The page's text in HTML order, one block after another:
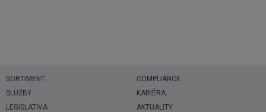
SORTIMENT
SLUŽBY
LEGISLATÍVA
COMPLIANCE
KARIÉRA
AKTUALITY